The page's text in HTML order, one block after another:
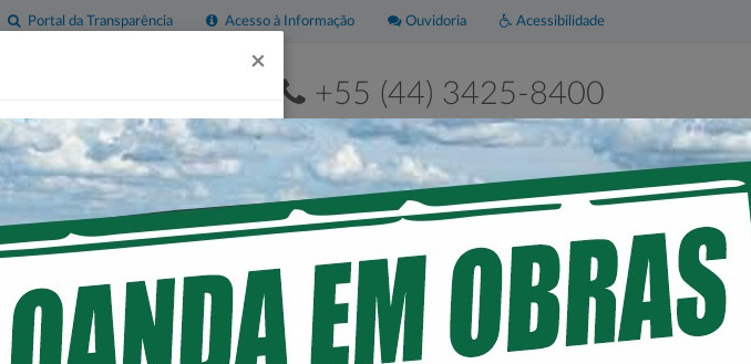
Acessibilidade
Ouvidoria
Acesso à Informação
Portal da Transparência
+55 (44) 3425-8400
2ª a 6ª de 8h às 11h30 e das 13h às 17h30
Contatos
Sala do
Empreendedor
Municipais
Portal da
Transparência
×